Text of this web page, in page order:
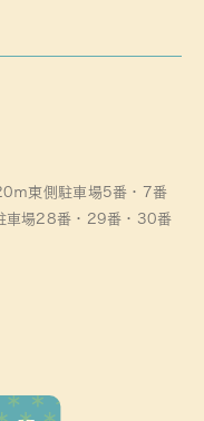
ｍ東側駐車場5番・7番
車場28番・29番・30番